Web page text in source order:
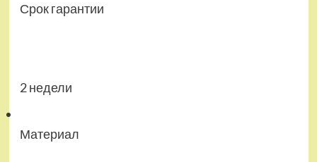
Срок гарантии
2 недели
Материал